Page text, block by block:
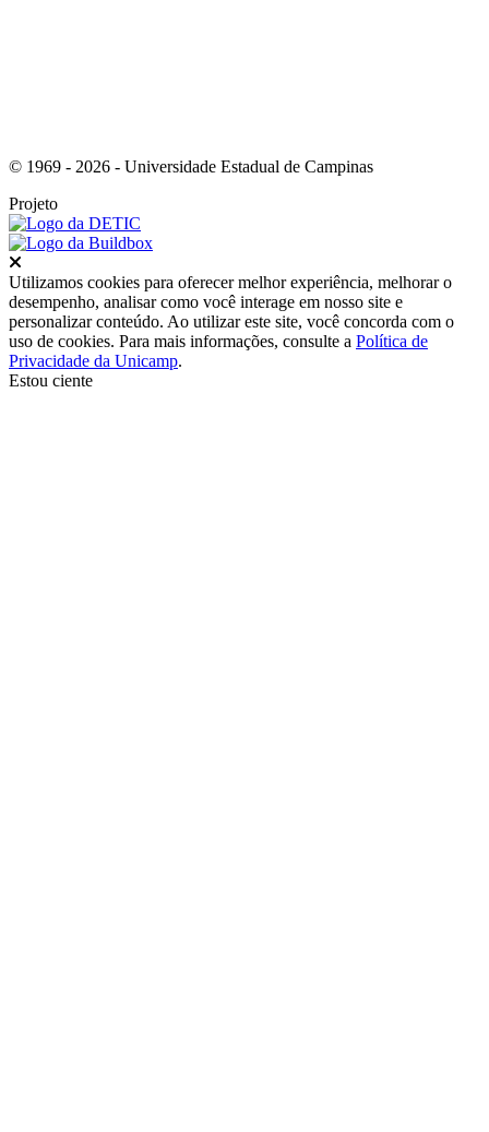
© 1969 - 2026 - Universidade Estadual de Campinas
Projeto
Utilizamos cookies para oferecer melhor experiência, melhorar o
desempenho, analisar como você interage em nosso site e
personalizar conteúdo. Ao utilizar este site, você concorda com o
uso de cookies. Para mais informações, consulte a Política de
Privacidade da Unicamp.
Estou ciente